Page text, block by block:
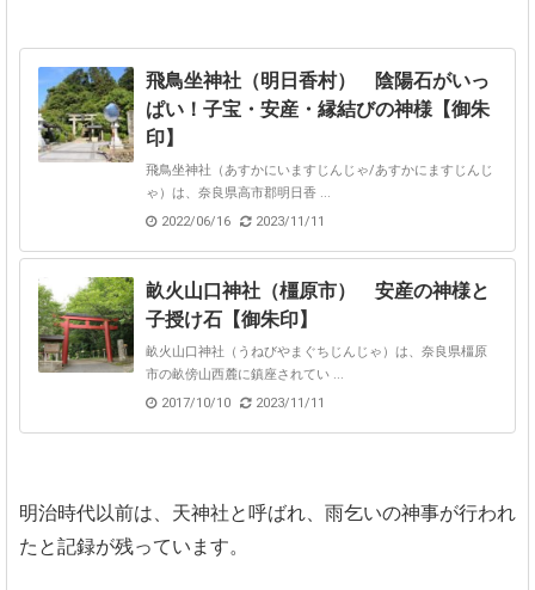
飛鳥坐神社（明日香村） 陰陽石がいっ
ぱい！子宝・安産・縁結びの神様【御朱
印】
飛鳥坐神社（あすかにいますじんじゃ/あすかにますじんじ
ゃ）は、奈良県高市郡明日香 ...
2022/06/16
2023/11/11
畝火山口神社（橿原市） 安産の神様と
子授け石【御朱印】
畝火山口神社（うねびやまぐちじんじゃ）は、奈良県橿原
市の畝傍山西麓に鎮座されてい ...
2017/10/10
2023/11/11
明治時代以前は、天神社と呼ばれ、雨乞いの神事が行われ
たと記録が残っています。